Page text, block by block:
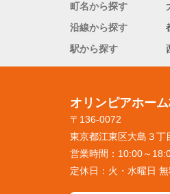
町名から探す
沿線から探す
駅から探す
オリンピアホー
〒136-0072
東京都江東区大島３丁
営業時間： 10:00～
定休日： 火・水曜日